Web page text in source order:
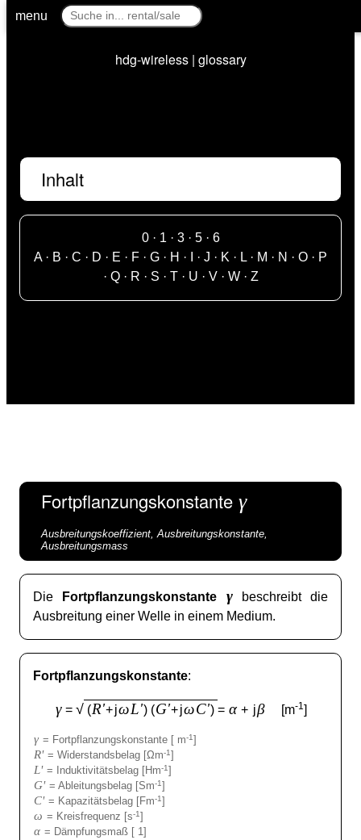
menu
hdg-wireless | glossary
Inhalt
0· 1· 3· 5· 6
A· B · C · D · E · F · G · H · · J · K · L· M · N · O · P
· Q· R · S · T · U · V · W· Z
Fortpflanzungskonstante γ
Ausbreitungskoeffizient, Ausbreitungskonstante,
Ausbreitungsmass
Die Fortpflanzungskonstante γ beschreibt die
Ausbreitung einer Welle in einem Medium.
Fortpflanzungskonstante:
γ= √ (R'+ jωL') (G'+ jωC') = α+ jβ[m-1]
γ = Fortpflanzungskonstante [ m-1]
R' = Widerstandsbelag [Ωm-1]
L' = Induktivitätsbelag [Hm-1]
G' = Ableitungsbelag [Sm-1]
C' = Kapazitätsbelag [Fm-1]
ω = Kreisfrequenz [s-1]
α = Dämpfungsmaß [ 1]